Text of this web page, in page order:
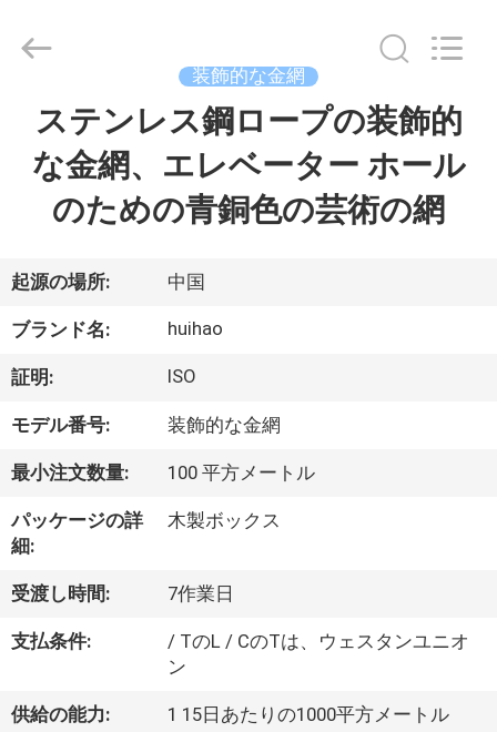
製
品
私
た
に
つ
い
Product
Limited.
Reserved.
装飾的な金網
ステンレス鋼ロープの装飾的
な金網、エレベーター ホール
のための青銅色の芸術の網
起源の場所: 中国
ブランド名: huihao
証明: ISO
モデル番号: 装飾的な金網
最小注文数量: 100 平方メートル
パッケージの詳
細:
木製ボックス
受渡し時間: 7作業日
支払条件:
/ TのL / CのTは、ウェスタンユニオ
ン
供給の能力: 1 15日あたりの1000平方メートル